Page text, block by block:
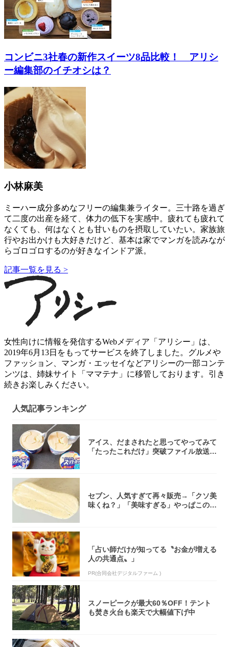
コンビニ3社春の新作スイーツ8品比較！ アリシ
ー編集部のイチオシは？
小林麻美
ミーハー成分多めなフリーの編集兼ライター。三十路を過ぎ
て二度の出産を経て、体力の低下を実感中。疲れても疲れて
なくても、何はなくとも甘いものを摂取していたい。家族旅
行やお出かけも大好きだけど、基本は家でマンガを読みなが
らゴロゴロするのが好きなインドア派。
記事一覧を見る >
女性向けに情報を発信するWebメディア「アリシー」は、
2019年6月13日をもってサービスを終了しました。グルメや
ファッション、マンガ・エッセイなどアリシーの一部コンテ
ンツは、姉妹サイト「ママテナ」に移管しております。引き
続きお楽しみください。
人気記事ランキング
アイス、だまされたと思ってやってみて
「たったこれだけ」突破ファイル放送で
セブン、人気すぎて再々販売→「クソ美
味くね？」「美味すぎる」やっぱこのク
「占い師だけが知ってる〝お金が増える
人の共通点〟」
PR(合同会社デジタルファーム )
スノーピークが最大60％OFF！テント
も焚き火台も楽天で大幅値下げ中